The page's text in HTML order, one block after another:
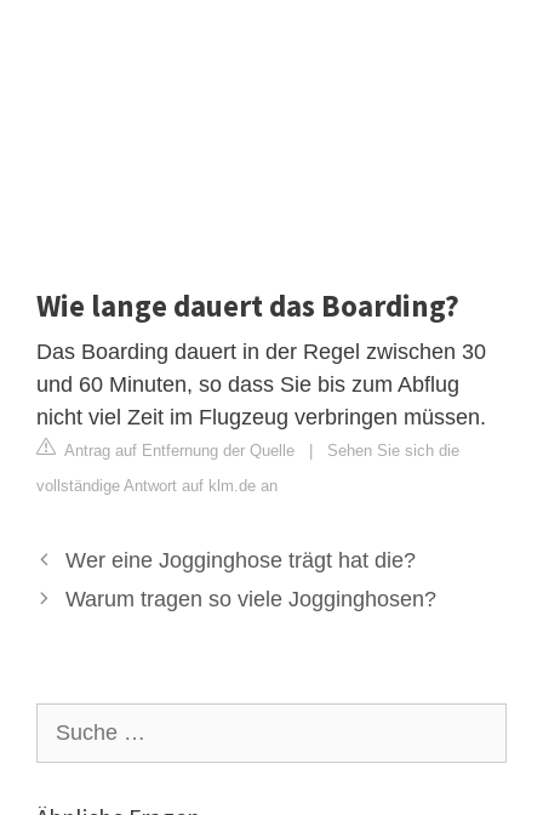
Wie lange dauert das Boarding?
Das Boarding dauert in der Regel zwischen 30
und 60 Minuten, so dass Sie bis zum Abflug
nicht viel Zeit im Flugzeug verbringen müssen.
Antrag auf Entfernung der Quelle | Sehen Sie sich die
vollständige Antwort auf klm.de an
Wer eine Jogginghose trägt hat die?
Warum tragen so viele Jogginghosen?
nach: